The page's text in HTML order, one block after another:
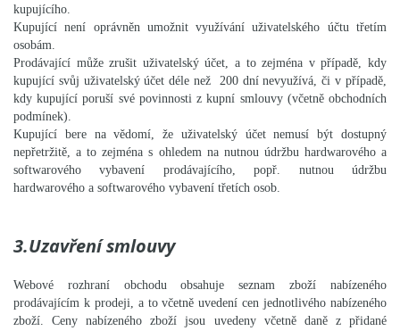
kupujícího.
Kupující není oprávněn umožnit využívání uživatelského účtu třetím
osobám.
Prodávající může zrušit uživatelský účet, a to zejména v případě, kdy
kupující svůj uživatelský účet déle než 200 dní nevyužívá, či v případě,
kdy kupující poruší své povinnosti z kupní smlouvy (včetně obchodních
podmínek).
Kupující bere na vědomí, že uživatelský účet nemusí být dostupný
nepřetržitě, a to zejména s ohledem na nutnou údržbu hardwarového a
softwarového vybavení prodávajícího, popř. nutnou údržbu
hardwarového a softwarového vybavení třetích osob.
3.Uzavření smlouvy
Webové rozhraní obchodu obsahuje seznam zboží nabízeného
prodávajícím k prodeji, a to včetně uvedení cen jednotlivého nabízeného
zboží. Ceny nabízeného zboží jsou uvedeny včetně daně z přidané